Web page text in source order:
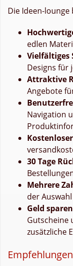
Die Ideen-
edlen
Vielfältiges
Designs für
Attraktive
Angebote
Navigation
30 Tage
Mehrere
der
Geld
Gutscheine
zusätzliche